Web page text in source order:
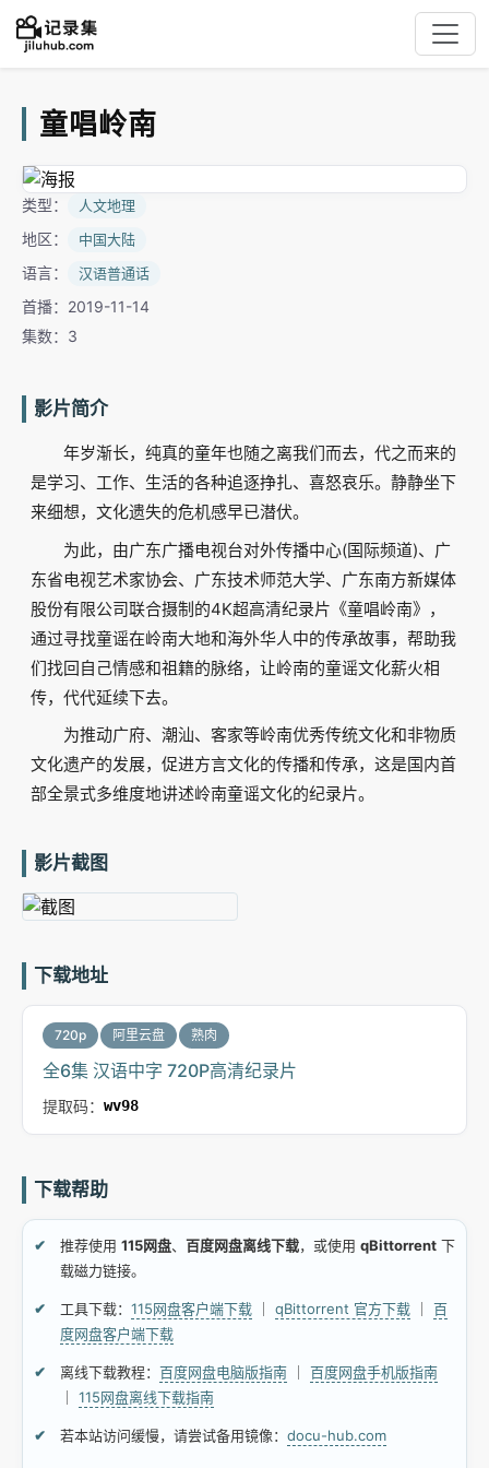
童唱岭南
类型： 人文地理
地区： 中国大陆
语言： 汉语普通话
首播：2019-11-14
集数：3
影片简介
年岁渐长，纯真的童年也随之离我们而去，代之而来的
是学习、工作、生活的各种追逐挣扎、喜怒哀乐。静静坐下
来细想，文化遗失的危机感早已潜伏。
为此，由广东广播电视台对外传播中心(国际频道)、广
东省电视艺术家协会、广东技术师范大学、广东南方新媒体
股份有限公司联合摄制的4K超高清纪录片《童唱岭南》，
通过寻找童谣在岭南大地和海外华人中的传承故事，帮助我
们找回自己情感和祖籍的脉络，让岭南的童谣文化薪火相
传，代代延续下去。
为推动广府、潮汕、客家等岭南优秀传统文化和非物质
文化遗产的发展，促进方言文化的传播和传承，这是国内首
部全景式多维度地讲述岭南童谣文化的纪录片。
影片截图
下载地址
720p 阿里云盘 熟肉
全6集 汉语中字 720P高清纪录片
提取码： wv98
下载帮助
推荐使用 115网盘、 百度网盘离线下载，或使用 qBittorrent 下
载磁力链接。
工具下载： 115网盘客户端下载 qBittorrent 官方下载
百
度网盘客户端下载
离线下载教程： 百度网盘电脑版指南
百度网盘手机版指南
115网盘离线下载指南
若本站访问缓慢，请尝试备用镜像： docu-hub.com